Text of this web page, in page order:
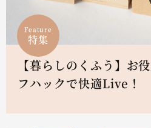
Feature
特集
【暮らしのくふう】お
フハックで快適Live！